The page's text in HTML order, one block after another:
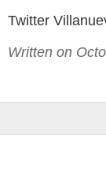
Twitter
Written on